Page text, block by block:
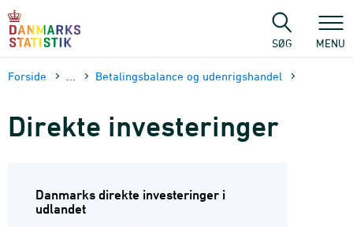
sidens
SØG MENU
Forside Betalingsbalance og udenrigshandel
Direkte investeringer
Danmarks direkte investeringer i
udlandet